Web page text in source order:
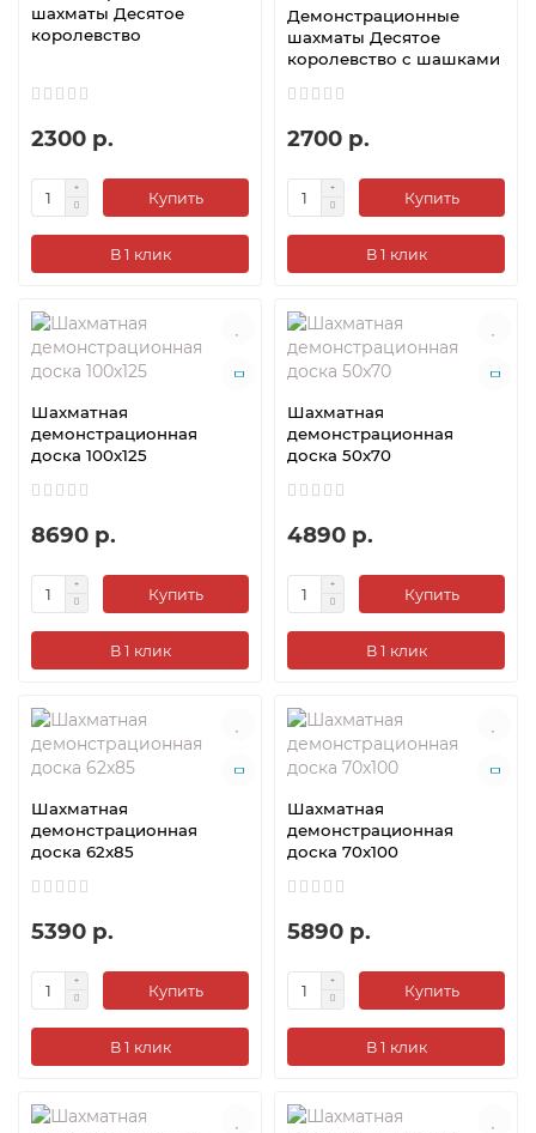
шахматы Десятое
королевство
2300 р.
Купить
В 1 клик
Демонстрационные
шахматы Десятое
королевство с шашками
2700 р.
Купить
В 1 клик
Шахматная
демонстрационная
доска 100х125
8690 р.
Купить
В 1 клик
Шахматная
демонстрационная
доска 50x70
4890 р.
Купить
В 1 клик
Шахматная
демонстрационная
доска 62x85
5390 р.
Купить
В 1 клик
Шахматная
демонстрационная
доска 70x100
5890 р.
Купить
В 1 клик